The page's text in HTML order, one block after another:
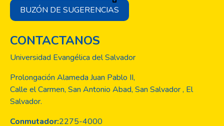
BUZÓN DE SUGERENCIAS
CONTACTANOS
Universidad Evangélica del Salvador
Prolongación Alameda Juan Pablo II,
Calle el Carmen, San Antonio Abad, San Salvador , El
Salvador.
Conmutador:2275-4000